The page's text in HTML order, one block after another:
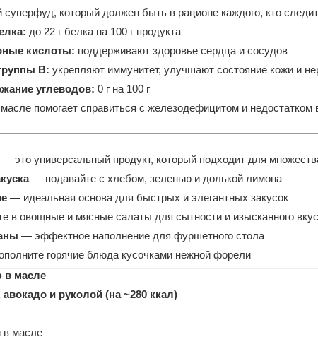
который должен быть в рационе каждого, кто
до 22 г белка на 100 г продукта
кислоты: поддерживают здоровье сердца и сосудов
B: укрепляют иммунитет, улучшают состояние кожи и
углеводов: 0 г на 100 г
помогает справиться с железодефицитом и недостатком
это универсальный продукт, который подходит для
— подавайте с хлебом, зеленью и долькой лимона
— идеальная основа для быстрых и элегантных закусок
в овощные и мясные салаты для сытности и изысканного
— эффектное наполнение для фуршетного стола
горячие блюда кусочками нежной форели
в масле
и руколой (на ~280 ккал)
в масле